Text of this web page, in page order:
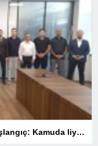
TÜRKAV Elazığ Şubesi’nden güçlü başlangıç: Kamuda liyakatin en gür sesi olacağız